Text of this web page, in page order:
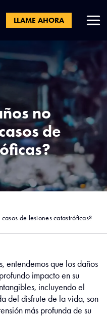
LLAME AHORA
no
de
de lesiones catastróficas?
entendemos que los daños
impacto en su
incluyendo el
del disfrute de la vida, son
más profunda de su